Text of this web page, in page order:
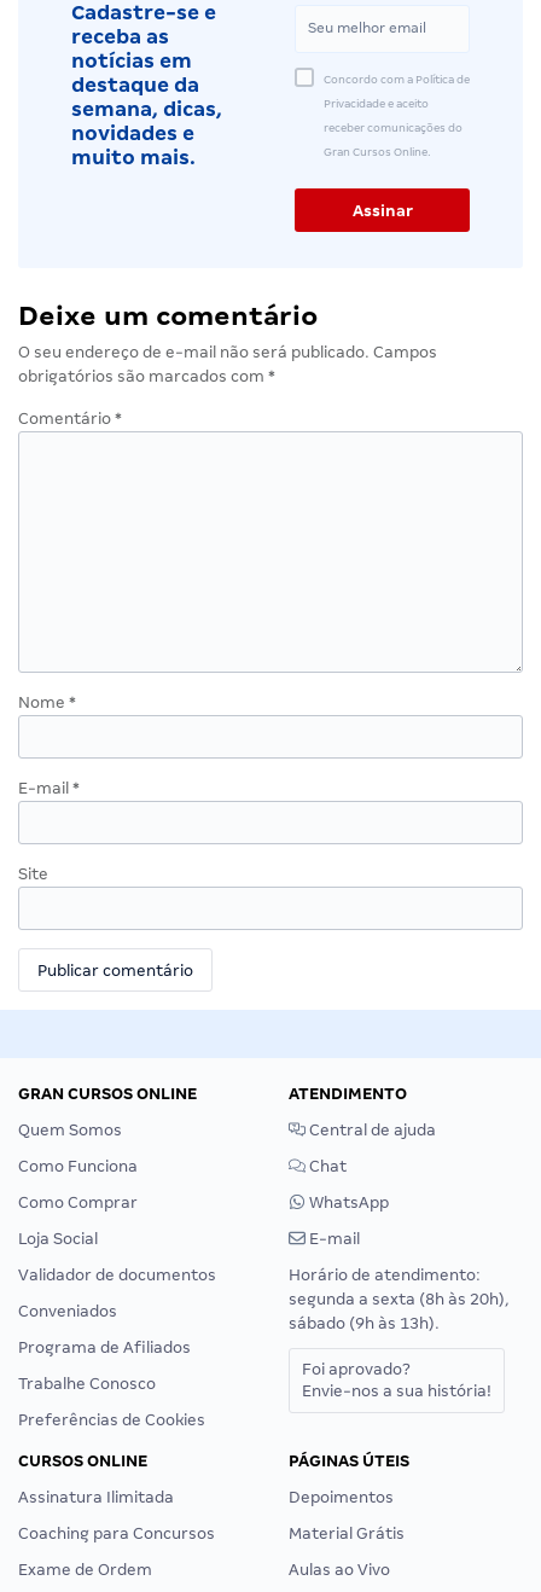
Cadastre-se e
receba as
notícias em
destaque da
semana, dicas,
novidades e
muito mais.
Concordo com a Política de
Privacidade e aceito
receber comunicações do
Gran Cursos Online.
Deixe um comentário
O seu endereço de e-mail não será publicado. Campos
obrigatórios são marcados com *
Comentário *
Nome *
E-mail *
Site
GRAN CURSOS ONLINE
Quem Somos
Como Funciona
Como Comprar
Loja Social
Validador de documentos
Conveniados
Programa de Afiliados
Trabalhe Conosco
Preferências de Cookies
ATENDIMENTO
Central de ajuda
Chat
WhatsApp
E-mail
Horário de atendimento:
segunda a sexta (8h às 20h),
sábado (9h às 13h).
Foi aprovado?
Envie-nos a sua história!
CURSOS ONLINE
Assinatura Ilimitada
Coaching para Concursos
Exame de Ordem
PÁGINAS ÚTEIS
Depoimentos
Material Grátis
Aulas ao Vivo